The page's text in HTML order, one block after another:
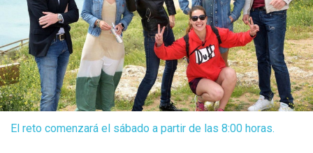
El reto comenzará el sábado a partir de las 8:00 horas.